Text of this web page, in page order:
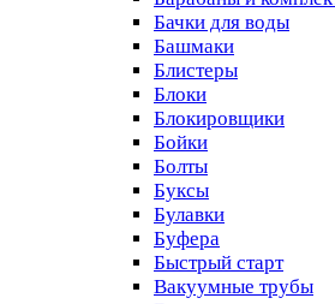
Бачки для воды
Башмаки
Блистеры
Блоки
Блокировщики
Бойки
Болты
Буксы
Булавки
Буфера
Быстрый старт
Вакуумные трубы